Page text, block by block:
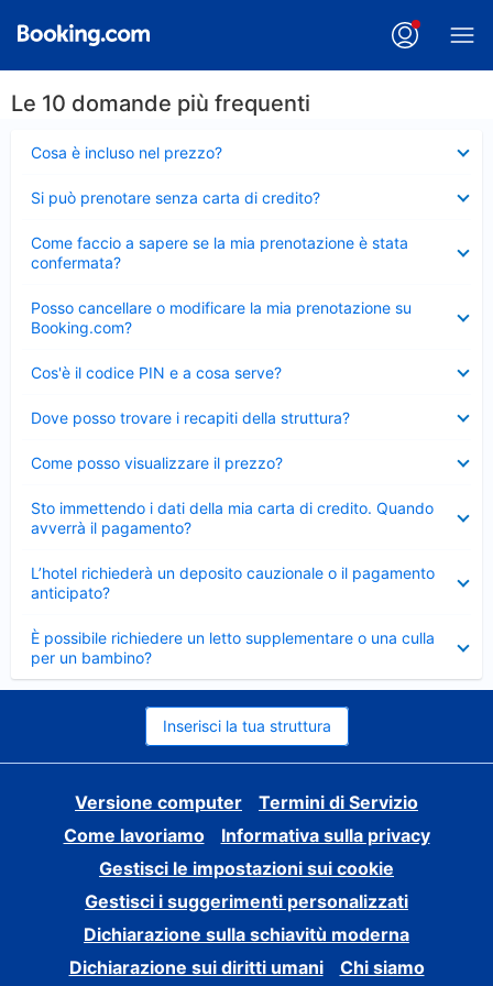
Le 10 domande più frequenti
Cosa è incluso nel prezzo?
chiuso
Si può prenotare senza carta di credito?
chiuso
Come faccio a sapere se la mia prenotazione è stata
confermata?
chiuso
Posso cancellare o modificare la mia prenotazione su
Booking.com?
chiuso
Cos'è il codice PIN e a cosa serve?
chiuso
Dove posso trovare i recapiti della struttura?
chiuso
Come posso visualizzare il prezzo?
chiuso
Sto immettendo i dati della mia carta di credito. Quando
avverrà il pagamento?
chiuso
L’hotel richiederà un deposito cauzionale o il pagamento
anticipato?
chiuso
È possibile richiedere un letto supplementare o una culla
per un bambino?
Elemento
chiuso
Inserisci la tua struttura
Versione computer
Termini di Servizio
Come lavoriamo
Informativa sulla privacy
Gestisci le impostazioni sui cookie
Gestisci i suggerimenti personalizzati
Dichiarazione sulla schiavitù moderna
Dichiarazione sui diritti umani
Chi siamo